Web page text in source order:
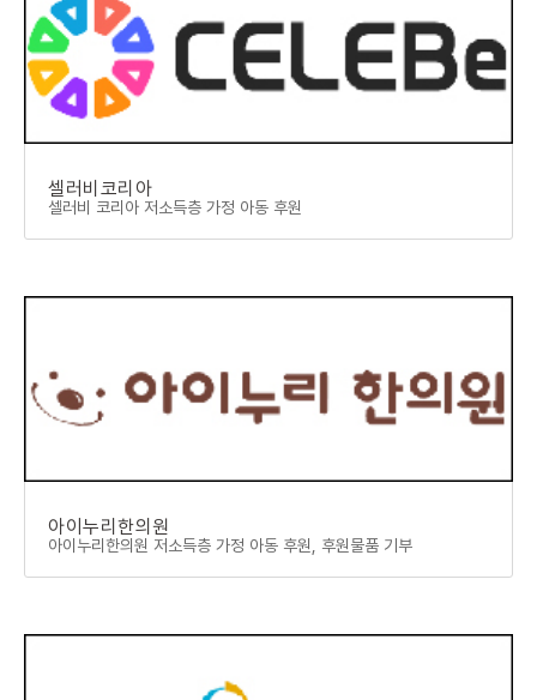
셀러비코리아
셀러비 코리아 저소득층 가정 아동 후원
아이누리한의원
아이누리한의원 저소득층 가정 아동 후원, 후원물품 기부